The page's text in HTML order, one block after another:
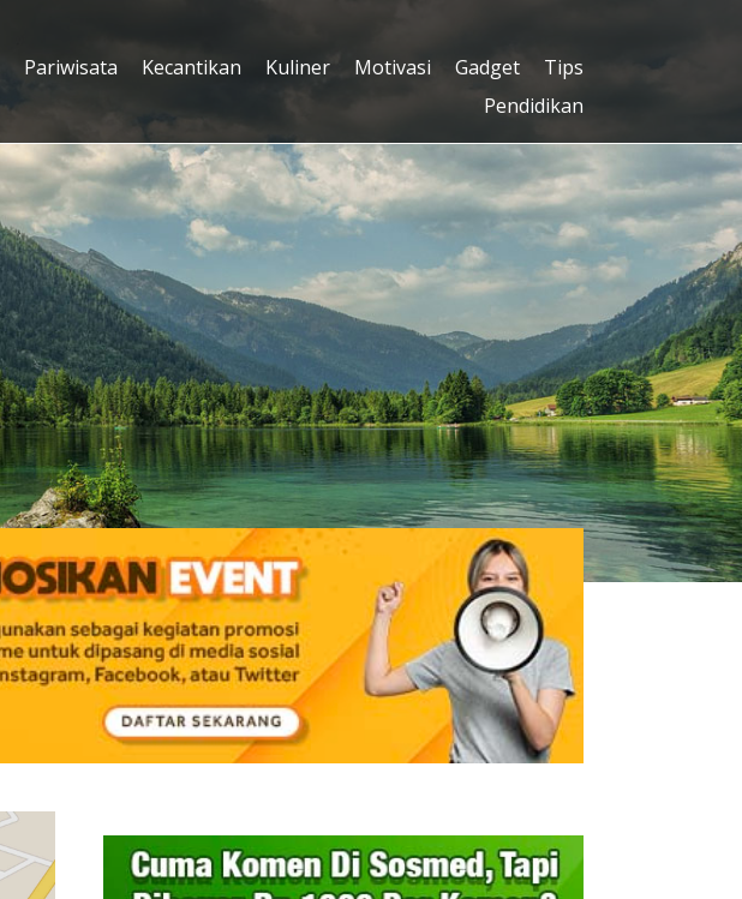
Pariwisata Kecantikan Kuliner Motivasi Gadget
Tips
Pendidikan